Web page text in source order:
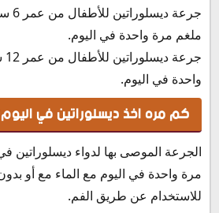
ملغم مرة واحدة في اليوم.
واحدة في اليوم.
كم مره اخذ ديسلوراتين في
الجرعة الموصى بها لدواء
مرة واحدة في اليوم مع الماء مع أو
للاستخدام عن طريق الفم.